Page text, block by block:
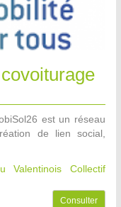
est un réseau
de lien social,
Valentinois
Collectif
Consulter